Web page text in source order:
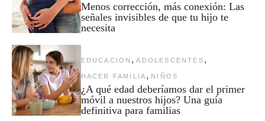
Menos corrección, más conexión: Las
señales invisibles de que tu hijo te
necesita
EDUCACION , ADOLESCENTES ,
HACER FAMILIA , NIÑOS
¿A qué edad deberíamos dar el primer
móvil a nuestros hijos? Una guía
definitiva para familias